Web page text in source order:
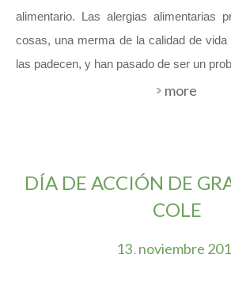
alimentario. Las alergias alimentarias
cosas, una merma de la calidad de
las padecen, y han pasado de ser un
more
DÍA DE ACCIÓN DE
COLE
13. noviembre